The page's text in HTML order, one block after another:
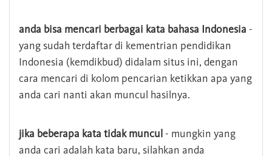
anda bisa mencari berbagai kata bahasa Indonesia -
yang sudah terdaftar di kementrian pendidikan
Indonesia (kemdikbud) didalam situs ini, dengan
cara mencari di kolom pencarian ketikkan apa yang
anda cari nanti akan muncul hasilnya.
jika beberapa kata tidak muncul - mungkin yang
anda cari adalah kata baru, silahkan anda